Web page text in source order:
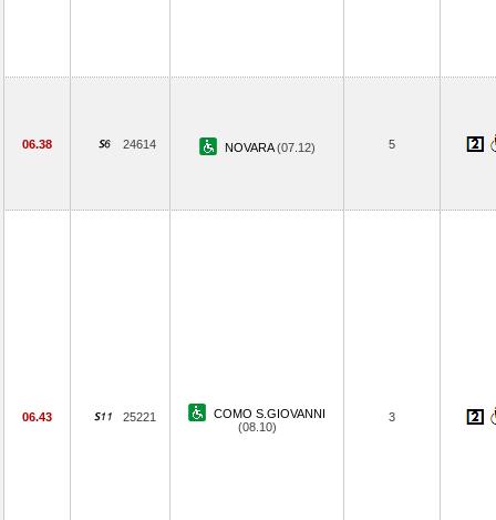
06.38 24614 NOVARA(07.12) 5
06.43 25221
COMO S.GIOVANNI
(08.10)
3